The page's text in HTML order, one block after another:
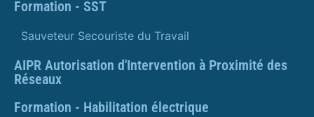
Formation - SST
Sauveteur Secouriste du Travail
AIPR Autorisation d'Intervention à Proximité des
Réseaux
Formation - Habilitation électrique